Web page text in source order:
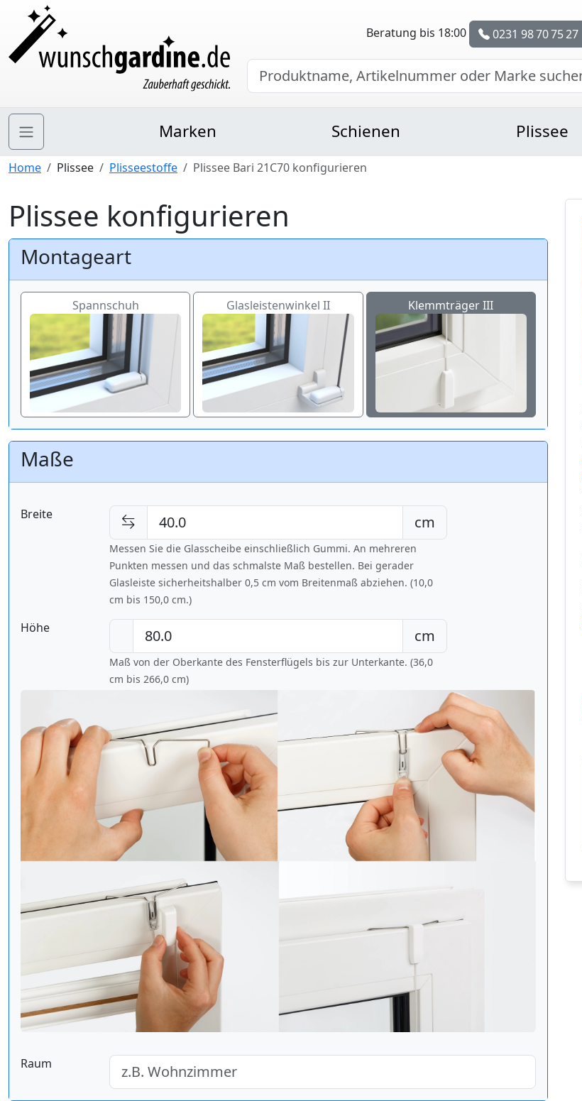
Beratung bis 18:00 0231 98 70 75 27
Marken Schienen Plissee
Home Plissee Plisseestoffe Plissee Bari 21C70 konfigurieren
Plissee konfigurieren
Montageart
Spannschuh Glasleistenwinkel II Klemmträger III
Maße
Breite cm
Messen Sie die Glasscheibe einschließlich Gummi. An mehreren
Punkten messen und das schmalste Maß bestellen. Bei gerader
Glasleiste sicherheitshalber 0,5 cm vom Breitenmaß abziehen. (10,0
cm bis 150,0 cm.)
Höhe cm
Maß von der Oberkante des Fensterflügels bis zur Unterkante. (36,0
cm bis 266,0 cm)
Raum